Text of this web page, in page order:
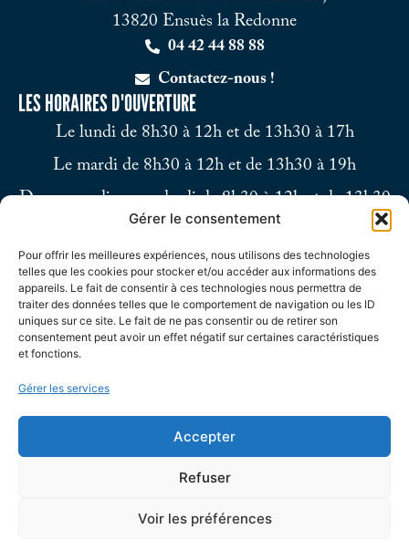
Gérer le consentement
Pour offrir les meilleures expériences, nous utilisons des technologies
telles que les cookies pour stocker et/ou accéder aux informations des
appareils. Le fait de consentir à ces technologies nous permettra de
traiter des données telles que le comportement de navigation ou les ID
uniques sur ce site. Le fait de ne pas consentir ou de retirer son
consentement peut avoir un effet négatif sur certaines caractéristiques
et fonctions.
Gérer les services
Accepter
Refuser
Voir les préférences
13820 Ensuès la Redonne
04 42 44 88 88
Contactez-nous !
LES HORAIRES D'OUVERTURE
Le lundi de 8h30 à 12h et de 13h30 à 17h
Le mardi de 8h30 à 12h et de 13h30 à 19h
Du mercredi au vendredi de 8h30 à 12h et de 13h30
Le samedi de 9h à 12h
Confidentialité
Mentions Plan
© 2025 - Site